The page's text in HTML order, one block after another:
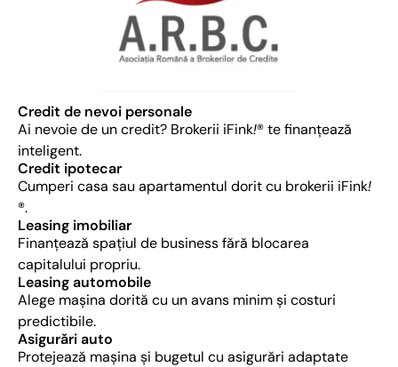
Credit de nevoi personale
Ai nevoie de un credit? Brokerii iFink!® te finanțează
inteligent.
Credit ipotecar​
Cumperi casa sau apartamentul dorit cu brokerii iFink!
®.
​Leasing imobiliar
Finanțează spațiul de business fără blocarea
capitalului propriu.
​Leasing automobile
Alege mașina dorită cu un avans minim și costuri
predictibile.
Asigurări auto
Protejează mașina și bugetul cu asigurări adaptate